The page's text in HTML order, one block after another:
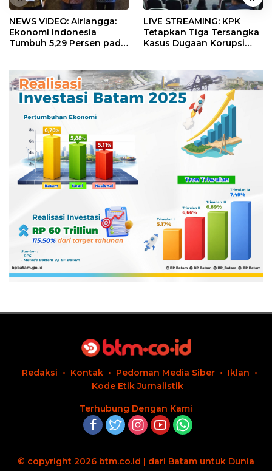
NEWS VIDEO: Airlangga:
Ekonomi Indonesia
Tumbuh 5,29 Persen pada
LIVE STREAMING: KPK
Tetapkan Tiga Tersangka
Kasus Dugaan Korupsi
Redaksi Kontak Pedoman Media Siber
Iklan
Kode Etik Jurnalistik
Terhubung Dengan Kami
© copyright 2026 btm.co.id | dari Batam untuk Dunia